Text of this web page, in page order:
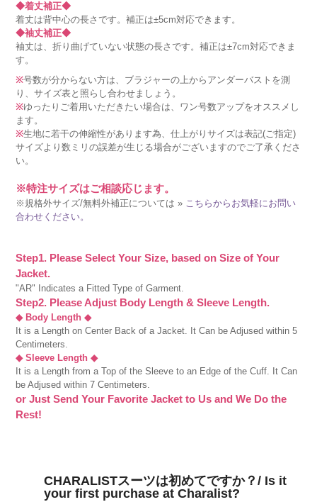
◆着丈補正◆
着丈は背中心の長さです。補正は±5cm対応できます。
◆袖丈補正◆
袖丈は、折り曲げていない状態の長さです。補正は±7cm対応できま
す。
※号数が分からない方は、ブラジャーの上からアンダーバストを測
り、サイズ表と照らし合わせましょう。
※ゆったりご着用いただきたい場合は、ワン号数アップをオススメし
ます。
※生地に若干の伸縮性があります為、仕上がりサイズは表記(ご指定)
サイズより数ミリの誤差が生じる場合がございますのでご了承くださ
い。
※特注サイズはご相談応じます。
※規格外サイズ/無料外補正については » こちらからお気軽にお問い
合わせください。
Step1. Please Select Your Size, based on Size of Your
Jacket.
"AR" Indicates a Fitted Type of Garment.
Step2. Please Adjust Body Length & Sleeve Length.
◆ Body Length ◆
It is a Length on Center Back of a Jacket. It Can be Adjused within 5
Centimeters.
◆ Sleeve Length ◆
It is a Length from a Top of the Sleeve to an Edge of the Cuff. It Can
be Adjused within 7 Centimeters.
or Just Send Your Favorite Jacket to Us and We Do the
Rest!
CHARALISTスーツは初めてですか？/ Is it
your first purchase at Charalist?